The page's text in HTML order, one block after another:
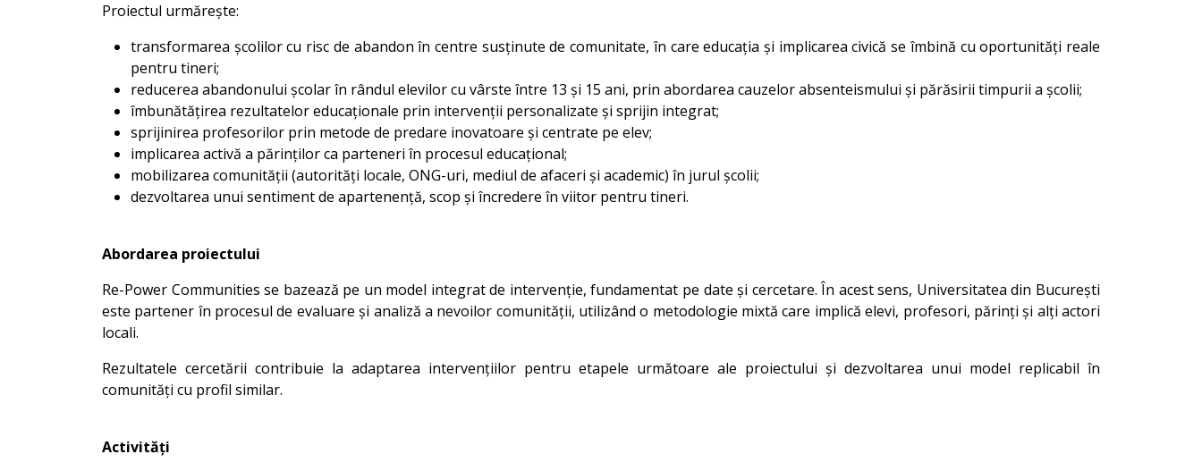
Proiectul urmărește:
transformarea școlilor cu risc de abandon în centre susținute de comunitate, în care educația și implicarea civică se îmbină cu oportunități reale
pentru tineri;
reducerea abandonului școlar în rândul elevilor cu vârste între 13 și 15 ani, prin abordarea cauzelor absenteismului și părăsirii timpurii a școlii;
îmbunătățirea rezultatelor educaționale prin intervenții personalizate și sprijin integrat;
sprijinirea profesorilor prin metode de predare inovatoare și centrate pe elev;
implicarea activă a părinților ca parteneri în procesul educațional;
mobilizarea comunității (autorități locale, ONG-uri, mediul de afaceri și academic) în jurul școlii;
dezvoltarea unui sentiment de apartenență, scop și încredere în viitor pentru tineri.
Abordarea proiectului
Re-Power Communities se bazează pe un model integrat de intervenție, fundamentat pe date și cercetare. În acest sens, Universitatea din București
este partener în procesul de evaluare și analiză a nevoilor comunității, utilizând o metodologie mixtă care implică elevi, profesori, părinți și alți actori
locali.
Rezultatele cercetării contribuie la adaptarea intervențiilor pentru etapele următoare ale proiectului și dezvoltarea unui model replicabil în
comunități cu profil similar.
Activități